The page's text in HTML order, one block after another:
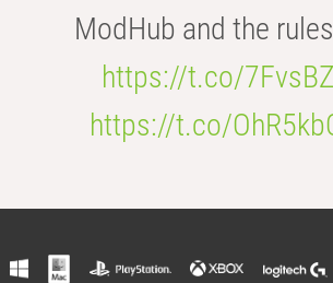
ModHub and the
https://t.co/
https://t.co/